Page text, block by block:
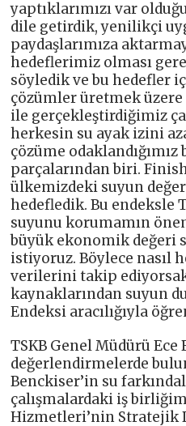
yaptıklarımızı var
dile getirdik, yenilikçi
paydaşlarımıza
hedeflerimiz olması
söyledik ve bu hedefler
çözümler üretmek üzere
ile gerçekleştirdiğimiz
herkesin su ayak izini
çözüme
parçalarından biri.
ülkemizdeki suyun
hedefledik. Bu endeksle
suyunu korumamın
büyük ekonomik değeri
istiyoruz. Böylece nasıl
verilerini takip
kaynaklarından suyun
Endeksi aracılığıyla
TSKB Genel Müdürü Ece
değerlendirmelerde
Benckiser’in su
çalışmalardaki iş
Hizmetleri’nin Stratejik